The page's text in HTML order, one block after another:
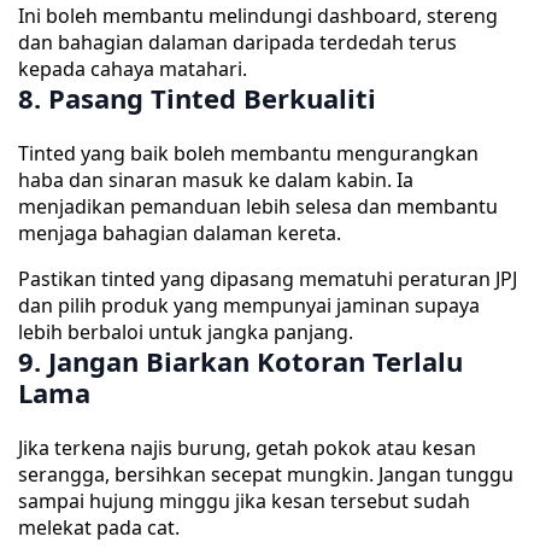
Ini boleh membantu melindungi dashboard, stereng
dan bahagian dalaman daripada terdedah terus
kepada cahaya matahari.
8. Pasang Tinted Berkualiti
Tinted yang baik boleh membantu mengurangkan
haba dan sinaran masuk ke dalam kabin. Ia
menjadikan pemanduan lebih selesa dan membantu
menjaga bahagian dalaman kereta.
Pastikan tinted yang dipasang mematuhi peraturan JPJ
dan pilih produk yang mempunyai jaminan supaya
lebih berbaloi untuk jangka panjang.
9. Jangan Biarkan Kotoran Terlalu
Lama
Jika terkena najis burung, getah pokok atau kesan
serangga, bersihkan secepat mungkin. Jangan tunggu
sampai hujung minggu jika kesan tersebut sudah
melekat pada cat.